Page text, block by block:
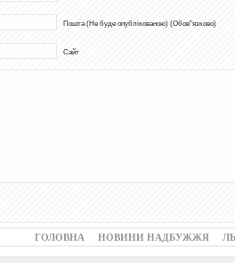
Пошта (Не буде опублікованою) (Обов"язково)
Сайт
ГОЛОВНА НОВИНИ НАДБУЖЖЯ